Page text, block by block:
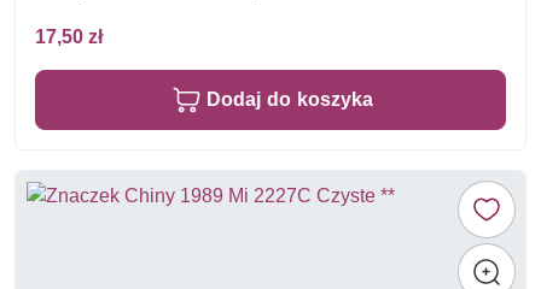
17,50 zł
Dodaj do koszyka